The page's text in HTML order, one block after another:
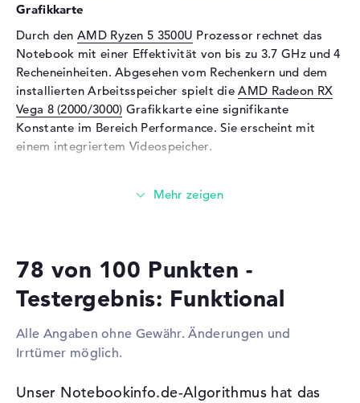
Eingabegeräte
Eingabegeräte
Multi-Touch-Trackpad,
Tastatur
Tastatur
Beleuchtet (hintergrund)
Netzwerk
WLAN
802.11a, 802.11ac, 802.11b,
802.11g, 802.11n
Video
1 x DisplayPort über USB-C
Audio
1 x 2-in-1 Audio Jack
(Kopfhörer/Mikrofon)
Verschiedenes
Integrierte Sicherheit
Schnellladefunktion,
Grafikkarte
Durch den AMD Ryzen 5 3500U Prozessor rechnet das
Notebook mit einer Effektivität von bis zu 3.7 GHz und 4
Recheneinheiten. Abgesehen vom Rechenkern und dem
installierten Arbeitsspeicher spielt dieAMD Radeon RX
Vega 8 (2000/3000) Grafikkarte eine signifikante
Konstante im Bereich Performance. Sie erscheint mit
einem integriertem Videospeicher.
Laptop maximal 8 Gigabyte. Außerdem zeigt das Huawei
Dateien.
Diese Schnittstellen und Funkverbindungen sind an
Bord:
Optionales Extras kannst du mit dem Huawei Matebook
78 von 100 Punkten -
Testergebnis: Funktional
Alle Angaben ohne Gewähr. Änderungen und
Irrtümer möglich.
Unser Notebookinfo.de-Algorithmus hat das